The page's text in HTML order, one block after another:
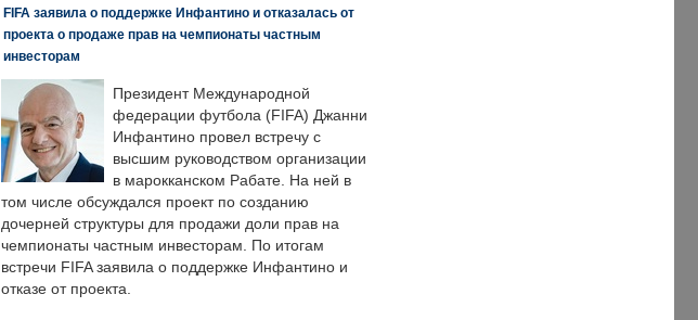
FIFA заявила о поддержке Инфантино и отказалась от
проекта о продаже прав на чемпионаты частным
инвесторам
Президент Международной
федерации футбола (FIFA) Джанни
Инфантино провел встречу с
высшим руководством организации
в марокканском Рабате. На ней в
том числе обсуждался проект по созданию
дочерней структуры для продажи доли прав на
чемпионаты частным инвесторам. По итогам
встречи FIFA заявила о поддержке Инфантино и
отказе от проекта.